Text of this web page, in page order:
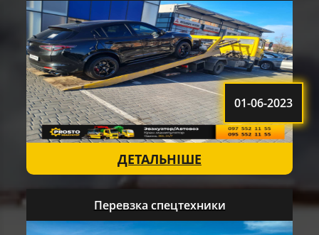
01-06-2023
ДЕТАЛЬНІШЕ
Перевзка спецтехники